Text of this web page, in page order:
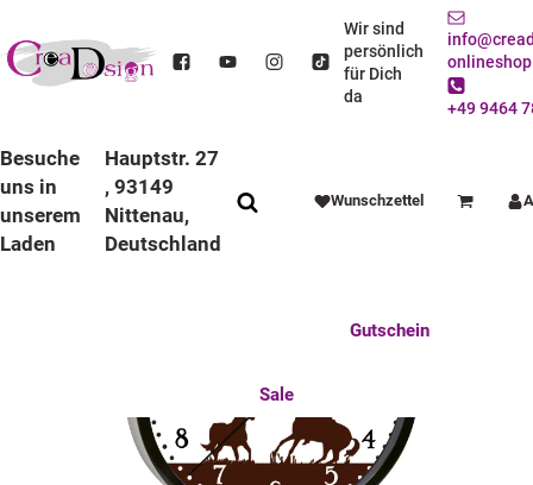
Wir sind
persönlich
für Dich
da
+49 9464
Besuche
uns in
unserem
Laden
Hauptstr. 27
, 93149
Nittenau,
Deutschland
Wunschzettel Warenkorb
Gutschein
Sale
KINDER WANDUHR LAUFRUHIG MIT BUNTEN RAHMEN BLUMEN SCHWARZ PINK